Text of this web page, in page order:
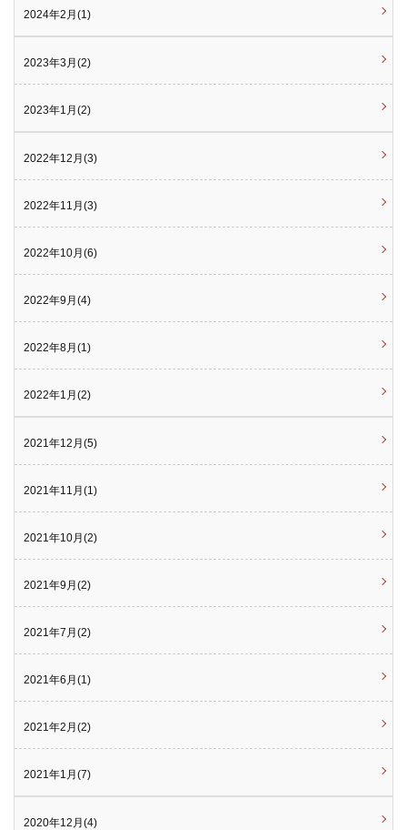
2024年2月(1)
2023年3月(2)
2023年1月(2)
2022年12月(3)
2022年11月(3)
2022年10月(6)
2022年9月(4)
2022年8月(1)
2022年1月(2)
2021年12月(5)
2021年11月(1)
2021年10月(2)
2021年9月(2)
2021年7月(2)
2021年6月(1)
2021年2月(2)
2021年1月(7)
2020年12月(4)